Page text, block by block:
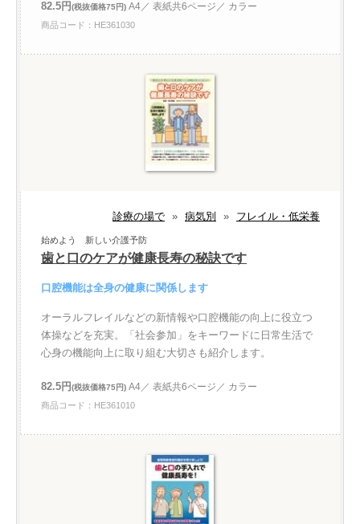
82.5円(税抜価格75円) A4／ 表紙共6ページ／ カラー
商品コード：HE361030
診療の場で » 病気別 » フレイル・低栄養
始めよう 新しい介護予防
歯と口のケアが健康長寿の秘訣です
口腔機能は全身の健康に関係します
オーラルフレイルなどの新情報や口腔機能の向上に役立つ
体操などを充実。「社会参加」をキーワードに日常生活で
心身の機能向上に取り組む大切さも紹介します。
82.5円(税抜価格75円) A4／ 表紙共6ページ／ カラー
商品コード：HE361010